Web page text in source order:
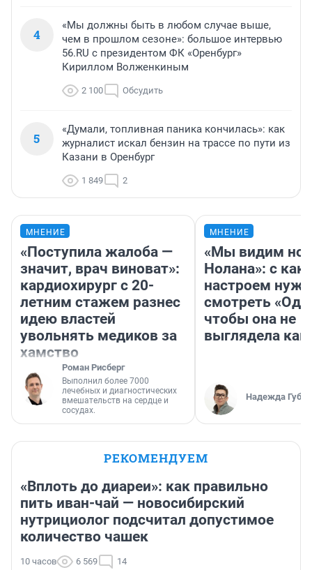
4
«Мы должны быть в любом случае выше,
чем в прошлом сезоне»: большое интервью
56.RU с президентом ФК «Оренбург»
Кириллом Волженкиным
2 100 Обсудить
5
«Думали, топливная паника кончилась»: как
журналист искал бензин на трассе по пути из
Казани в Оренбург
1 849 2
МНЕНИЕ
«Поступила жалоба —
значит, врач виноват»:
кардиохирург с 20-
летним стажем разнес
идею властей
увольнять медиков за
хамство
Роман Рисберг
Выполнил более 7000
лечебных и диагностических
вмешательств на сердце и
сосудах.
МНЕНИЕ
«Мы видим
Нолана»: с
настроем
смотреть
чтобы она не
выглядела как
Надежда
РЕКОМЕНДУЕМ
«Вплоть до диареи»: как правильно
пить иван-чай — новосибирский
нутрициолог подсчитал допустимое
количество чашек
10 часов 6 569 14